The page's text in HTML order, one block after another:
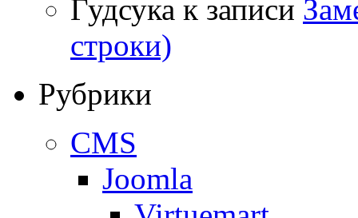
Гудсука к записи
строки)
Рубрики
CMS
Joomla